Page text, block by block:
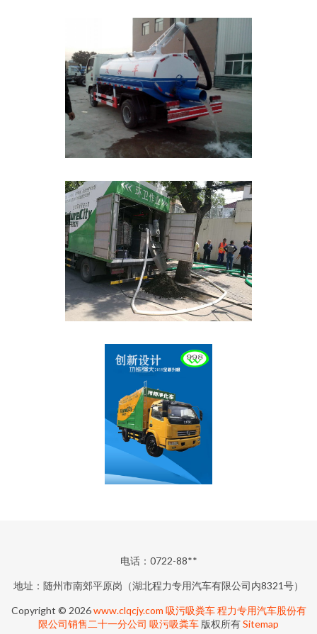
电话：0722-88**
地址：随州市南郊平原岗（湖北程力专用汽车有限公司内8321号）
Copyright © 2026www.clqcjy.com 吸污吸粪车 程力专用汽车股份有
限公司销售二十一分公司 吸污吸粪车 版权所有Sitemap